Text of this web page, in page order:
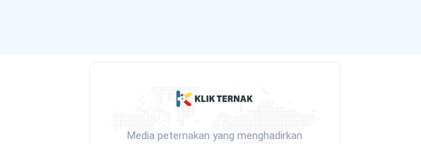
Media peternakan yang menghadirkan